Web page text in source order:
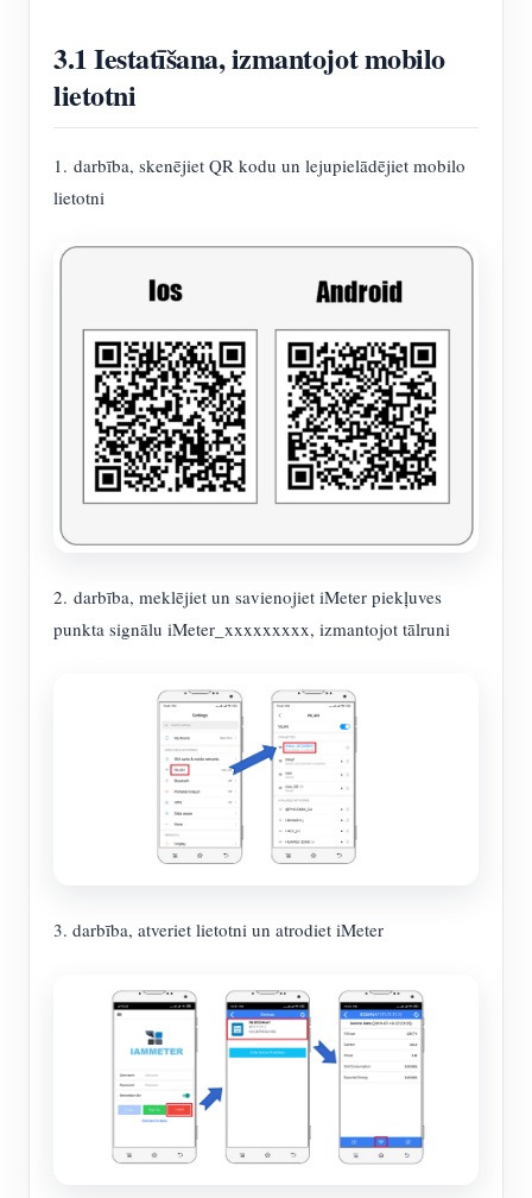
3.1 Iestatīšana, izmantojot mobilo
lietotni
1. darbība, skenējiet QR kodu un lejupielādējiet mobilo
lietotni
2. darbība, meklējiet un savienojiet iMeter piekļuves
punkta signālu iMeter_xxxxxxxxx, izmantojot tālruni
3. darbība, atveriet lietotni un atrodiet iMeter